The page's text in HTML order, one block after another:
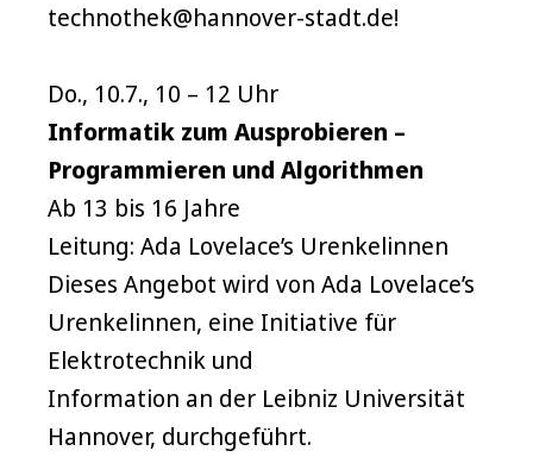
technothek@hannover-stadt.de!
Do., 10.7., 10 – 12 Uhr
Informatik zum Ausprobieren –
Programmieren und Algorithmen
Ab 13 bis 16 Jahre
Leitung: Ada Lovelace’s Urenkelinnen
Dieses Angebot wird von Ada Lovelace’s
Urenkelinnen, eine Initiative für
Elektrotechnik und
Information an der Leibniz Universität
Hannover, durchgeführt.